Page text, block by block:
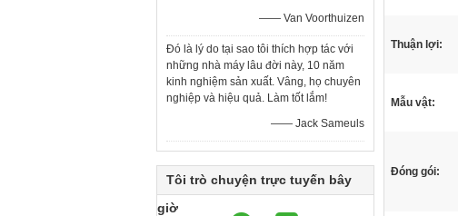
—— Van Voorthuizen
Đó là lý do tại sao tôi thích hợp tác với
những nhà máy lâu đời này, 10 năm
kinh nghiệm sản xuất. Vâng, họ chuyên
nghiệp và hiệu quả. Làm tốt lắm!
—— Jack Sameuls
Tôi trò chuyện trực tuyến bây
giờ
Thuận lợi:
Mẫu vật:
Đóng gói: